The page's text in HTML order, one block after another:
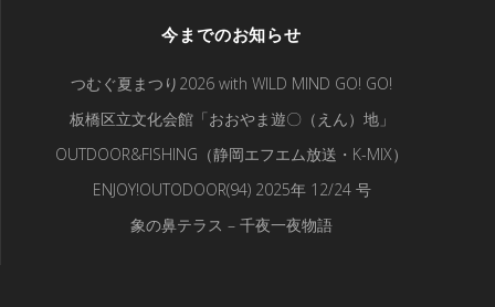
今までのお知らせ
つむぐ夏まつり2026 with WILD MIND GO! GO!
板橋区立文化会館「おおやま遊〇（えん）地」
OUTDOOR&FISHING（静岡エフエム放送・K-MIX）
ENJOY!OUTODOOR(94) 2025年 12/24 号
象の鼻テラス – 千夜一夜物語